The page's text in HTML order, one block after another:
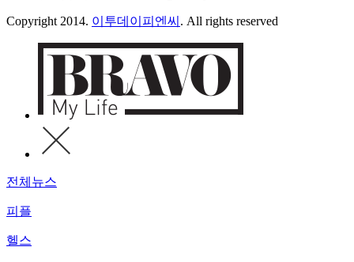
Copyright 2014. 이투데이피엔씨 . All rights reserved
전체뉴스
피플
헬스